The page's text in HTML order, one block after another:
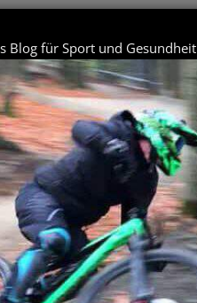
Blog für Sport und Gesundheit